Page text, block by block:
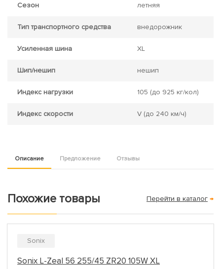
Сезон летняя
Тип транспортного средства внедорожник
Усиленная шина XL
Шип/нешип нешип
Индекс нагрузки 105 (до 925 кг/кол)
Индекс скорости V (до 240 км/ч)
Описание Предложение Отзывы
Похожие товары Перейти в каталог →
Sonix
Sonix L-Zeal 56 255/45 ZR20 105W XL